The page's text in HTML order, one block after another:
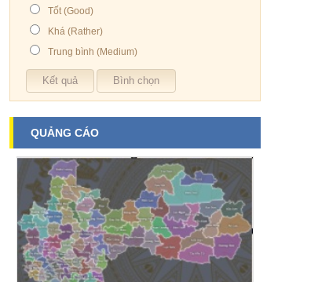
Tốt (Good)
Khá (Rather)
Trung bình (Medium)
QUẢNG CÁO